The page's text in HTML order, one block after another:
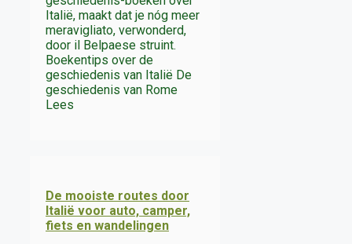
Italië, maakt dat je nóg meer
meravigliato, verwonderd,
door il Belpaese struint.
Boekentips over de
geschiedenis van Italië De
geschiedenis van Rome
Lees
De mooiste routes door
Italië voor auto, camper,
fiets en wandelingen